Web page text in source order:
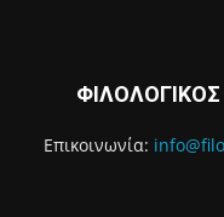
Επικοινωνία: